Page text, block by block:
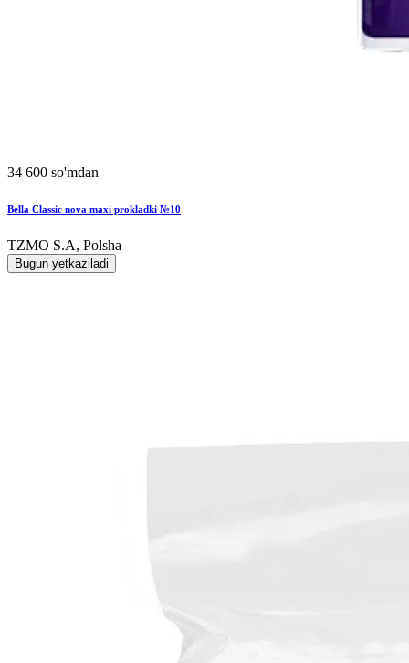
34 600 so'mdan
Bella Classic nova maxi prokladki №10
TZMO S.A, Polsha
Bugun yetkaziladi